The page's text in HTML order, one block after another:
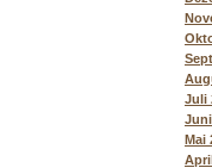
Juli
Mai